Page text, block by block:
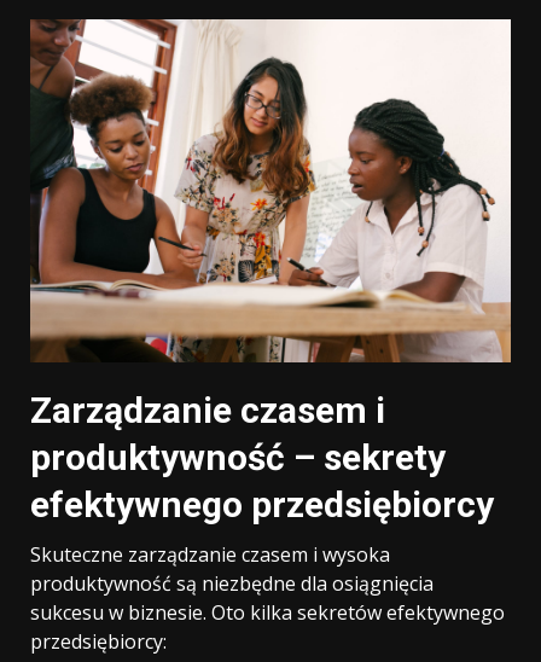
Zarządzanie czasem i
produktywność – sekrety
efektywnego przedsiębiorcy
Skuteczne zarządzanie czasem i wysoka
produktywność są niezbędne dla osiągnięcia
sukcesu w biznesie. Oto kilka sekretów efektywnego
przedsiębiorcy: